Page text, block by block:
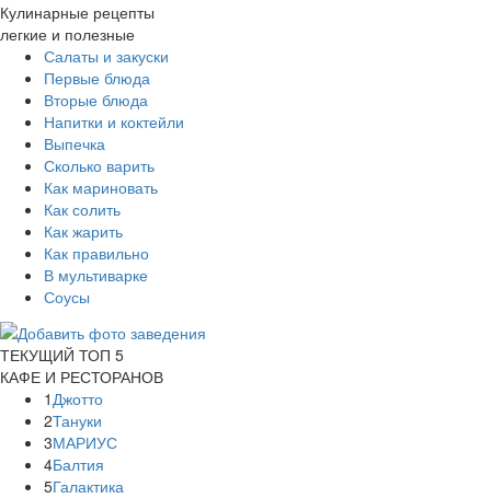
Кулинарные рецепты
легкие и полезные
Салаты и закуски
Первые блюда
Вторые блюда
Напитки и коктейли
Выпечка
Сколько варить
Как мариновать
Как солить
Как жарить
Как правильно
В мультиварке
Соусы
ТЕКУЩИЙ ТОП 5
КАФЕ И РЕСТОРАНОВ
1 Джотто
2Тануки
3МАРИУС
4Балтия
5Галактика